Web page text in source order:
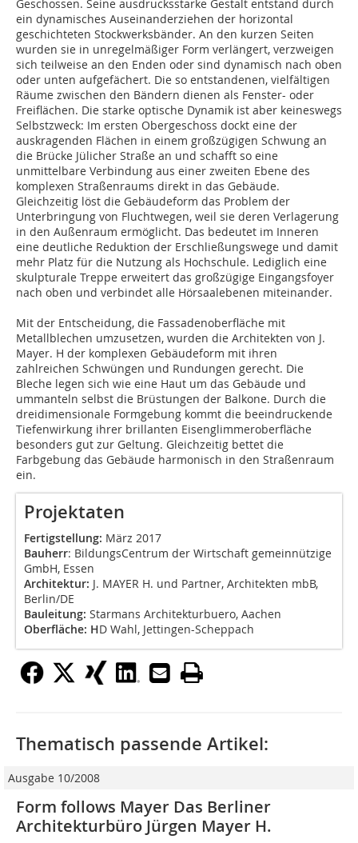
Geschossen. Seine ausdrucksstarke Gestalt entstand durch
ein dynamisches Auseinanderziehen der horizontal
geschichteten Stockwerksbänder. An den kurzen Seiten
wurden sie in unregelmäßiger Form verlängert, verzweigen
sich teilweise an den Enden oder sind dynamisch nach oben
oder unten aufgefächert. Die so entstandenen, vielfältigen
Räume zwischen den Bändern dienen als Fenster- oder
Freiflächen. Die starke optische Dynamik ist aber keineswegs
Selbstzweck: Im ersten Obergeschoss dockt eine der
auskragenden Flächen in einem großzügigen Schwung an
die Brücke Jülicher Straße an und schafft so eine
unmittelbare Verbindung aus einer zweiten Ebene des
komplexen Straßenraums direkt in das Gebäude.
Gleichzeitig löst die Gebäudeform das Problem der
Unterbringung von Fluchtwegen, weil sie deren Verlagerung
in den Außenraum ermöglicht. Das bedeutet im Inneren
eine deutliche Reduktion der Erschließungswege und damit
mehr Platz für die Nutzung als Hochschule. Lediglich eine
skulpturale Treppe erweitert das großzügige Eingangsfoyer
nach oben und verbindet alle Hörsaalebenen miteinander.
Mit der Entscheidung, die Fassadenoberfläche mit
Metallblechen umzusetzen, wurden die Architekten von J.
Mayer. H der komplexen Gebäudeform mit ihren
zahlreichen Schwüngen und Rundungen gerecht. Die
Bleche legen sich wie eine Haut um das Gebäude und
ummanteln selbst die Brüstungen der Balkone. Durch die
dreidimensionale Formgebung kommt die beeindruckende
Tiefenwirkung ihrer brillanten Eisenglimmeroberfläche
besonders gut zur Geltung. Gleichzeitig bettet die
Farbgebung das Gebäude harmonisch in den Straßenraum
ein.
Projektaten
Fertigstellung: März 2017
Bauherr: BildungsCentrum der Wirtschaft gemeinnützige
GmbH, Essen
Architektur: J. MAYER H. und Partner, Architekten mbB,
Berlin/DE
Bauleitung: Starmans Architekturbuero, Aachen
Oberfläche: HD Wahl, Jettingen-Scheppach
Thematisch passende Artikel:
Ausgabe 10/2008
Form follows Mayer Das Berliner
Architekturbüro Jürgen Mayer H.